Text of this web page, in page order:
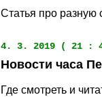
Статья про разную
4. 3. 2019 ( 21 :
Новости часа
Где смотреть и